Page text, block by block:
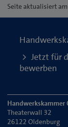
Seiteaktualisiert
Jetzt für
bewerben
Handwerkskammer
Theaterwall 32
26122 Oldenburg